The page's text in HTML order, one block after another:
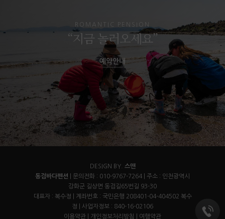
ROMANTIC PENSION
“지금 놀러오세요”
예약안내
DESIGN BY. 스맨
동검바다펜션 | 문의전화 : 010-9767-7264 | 주소 : 인천광역시
강화군 길상면 동검길65번길 93-30
대표자 : 복수정 | 계좌번호 : 국민은행 208401-04-404502 복수
정 | 사업자정보 : 840-16-02106
이용약관
개인정보처리방침 여행약관